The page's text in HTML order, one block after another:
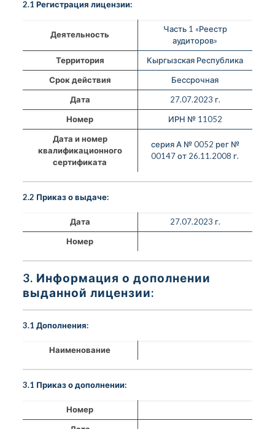
2.1 Регистрация лицензии:
Деятельность
Часть 1 «Реестр
аудиторов»
Территория
Кыргызская Республика
Срок действия
Бессрочная
Дата
27.07.2023 г.
Номер
ИРН № 11052
Дата и номер
квалификационного
сертификата
серия А № 0052 рег №
00147 от 26.11.2008 г.
2.2 Приказ о выдаче:
Дата
27.07.2023 г.
Номер
3. Информация о дополнении
выданной лицензии:
3.1 Дополнения:
Наименование
3.1 Приказ о дополнении:
Номер